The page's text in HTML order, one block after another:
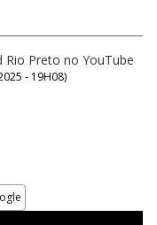
Rio Preto no YouTube
- 19H08)